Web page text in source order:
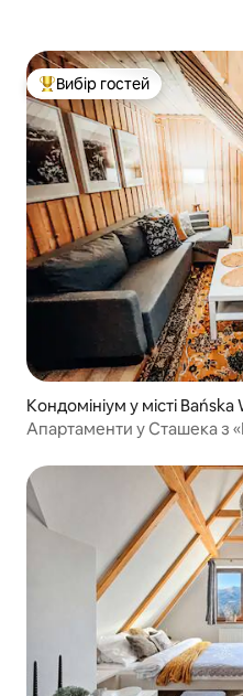
Топ вибір гостей
Вибір гостей
Кондомініум у місті Bańska
Апартаменти у Сташека з